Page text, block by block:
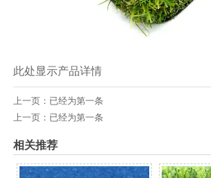
此处显示产品详情
上一页：已经为第一条
上一页：已经为第一条
相关推荐